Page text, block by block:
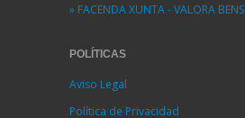
» FACENDA XUNTA - VALORA BENS
POLÍTICAS
Aviso Legal
Política de Privacidad